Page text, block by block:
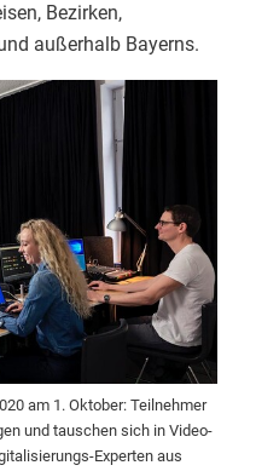
Bezirken,
außerhalb Bayerns.
am 1. Oktober: Teilnehmer
und tauschen sich in Video-
Experten aus